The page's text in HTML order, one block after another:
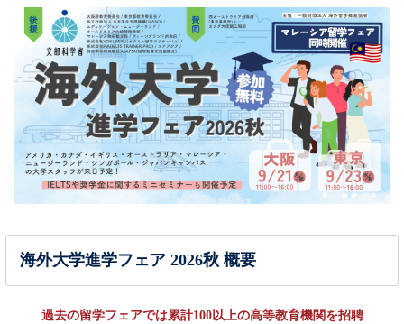
海外大学進学フェア 2026秋 概要
過去の留学フェアでは累計100以上の高等教育機関を招聘